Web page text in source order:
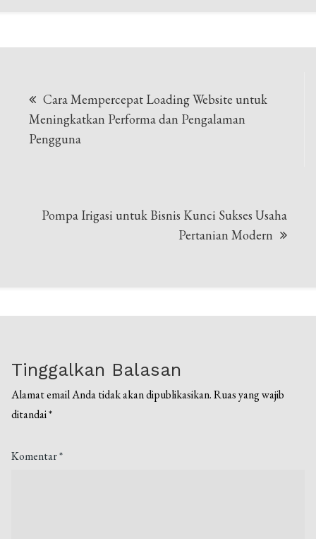
pos
Cara Mempercepat Loading Website untuk
Meningkatkan Performa dan Pengalaman
Pengguna
Pompa Irigasi untuk Bisnis Kunci Sukses Usaha
Pertanian Modern
Tinggalkan Balasan
Alamat email Anda tidak akan dipublikasikan. Ruas yang wajib
ditandai*
Komentar*